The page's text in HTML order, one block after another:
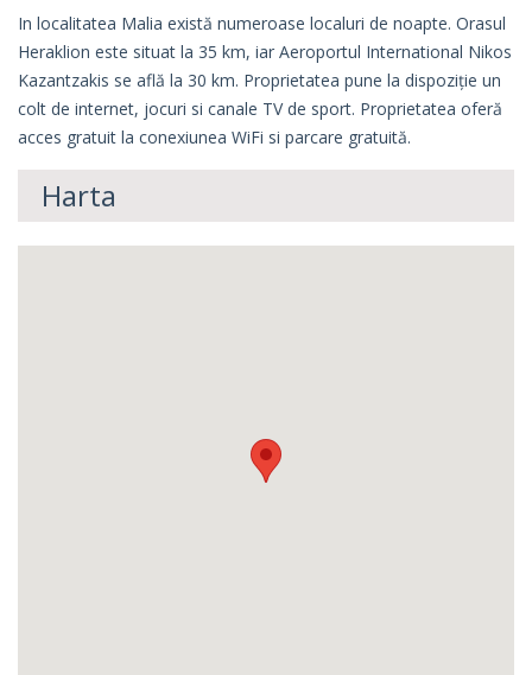
In localitatea Malia există numeroase localuri de noapte. Orasul
Heraklion este situat la 35 km, iar Aeroportul International Nikos
Kazantzakis se află la 30 km. Proprietatea pune la dispoziție un
colt de internet, jocuri si canale TV de sport. Proprietatea oferă
acces gratuit la conexiunea WiFi si parcare gratuită.
Harta